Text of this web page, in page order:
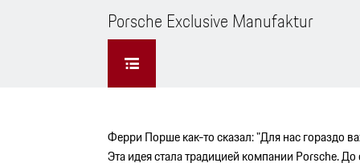
Porsche Exclusive Manufaktur
Ферри Порше как-то сказал: "Для нас гораздо
Эта идея стала традицией компании Porsche.